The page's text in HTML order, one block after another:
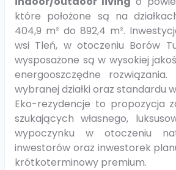
które położone są na
404,9 m² do 892,4 m².
wsi Tleń, w otoczeniu Borów
wysposażone są w wysokiej
energooszczędne
wybranej działki oraz standardu
Eko-rezydencje to propozycja
szukających własnego,
wypoczynku w otoczeniu
inwestorów oraz inwestorek
krótkoterminowy premium.